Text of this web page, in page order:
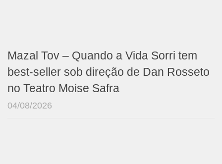
Mazal Tov – Quando a Vida Sorri tem
best-seller sob direção de Dan Rosseto
no Teatro Moise Safra
04/08/2026